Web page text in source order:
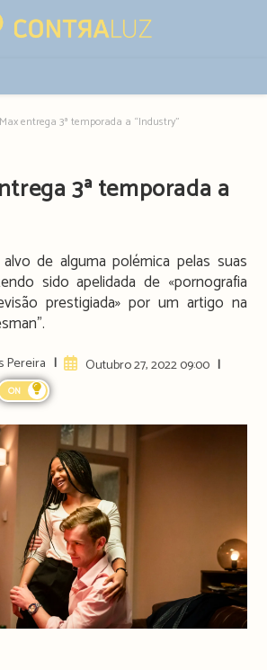
entrega 3ª temporada a “Industry”
3ª temporada a
de alguma polémica pelas suas
sido apelidada de «pornografia
prestigiada» por um artigo na
Pereira
ArtigoOutubro 27, 2022 09:00
ON